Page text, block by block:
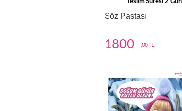
Teslim Süresi 2 Gün
Söz Pastası
1800 ,00 TL